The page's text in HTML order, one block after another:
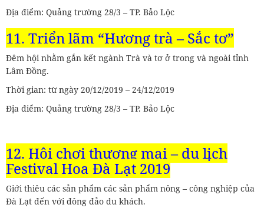
Địa điểm: Quảng trường 28/3 – TP. Bảo Lộc
11. Triển lãm “Hương trà – Sắc tơ”
Đêm hội nhằm gắn kết ngành Trà và tơ ở trong và ngoài tỉnh
Lâm Đồng.
Thời gian: từ ngày 20/12/2019 – 24/12/2019
Địa điểm: Quảng trường 28/3 – TP. Bảo Lộc
12. Hội chợi thương mại – du lịch
Festival Hoa Đà Lạt 2019
Giới thiêu các sản phẩm các sản phẩm nông – công nghiệp của
Đà Lạt đến với đông đảo du khách.